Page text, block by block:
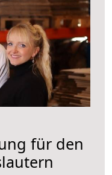
für den